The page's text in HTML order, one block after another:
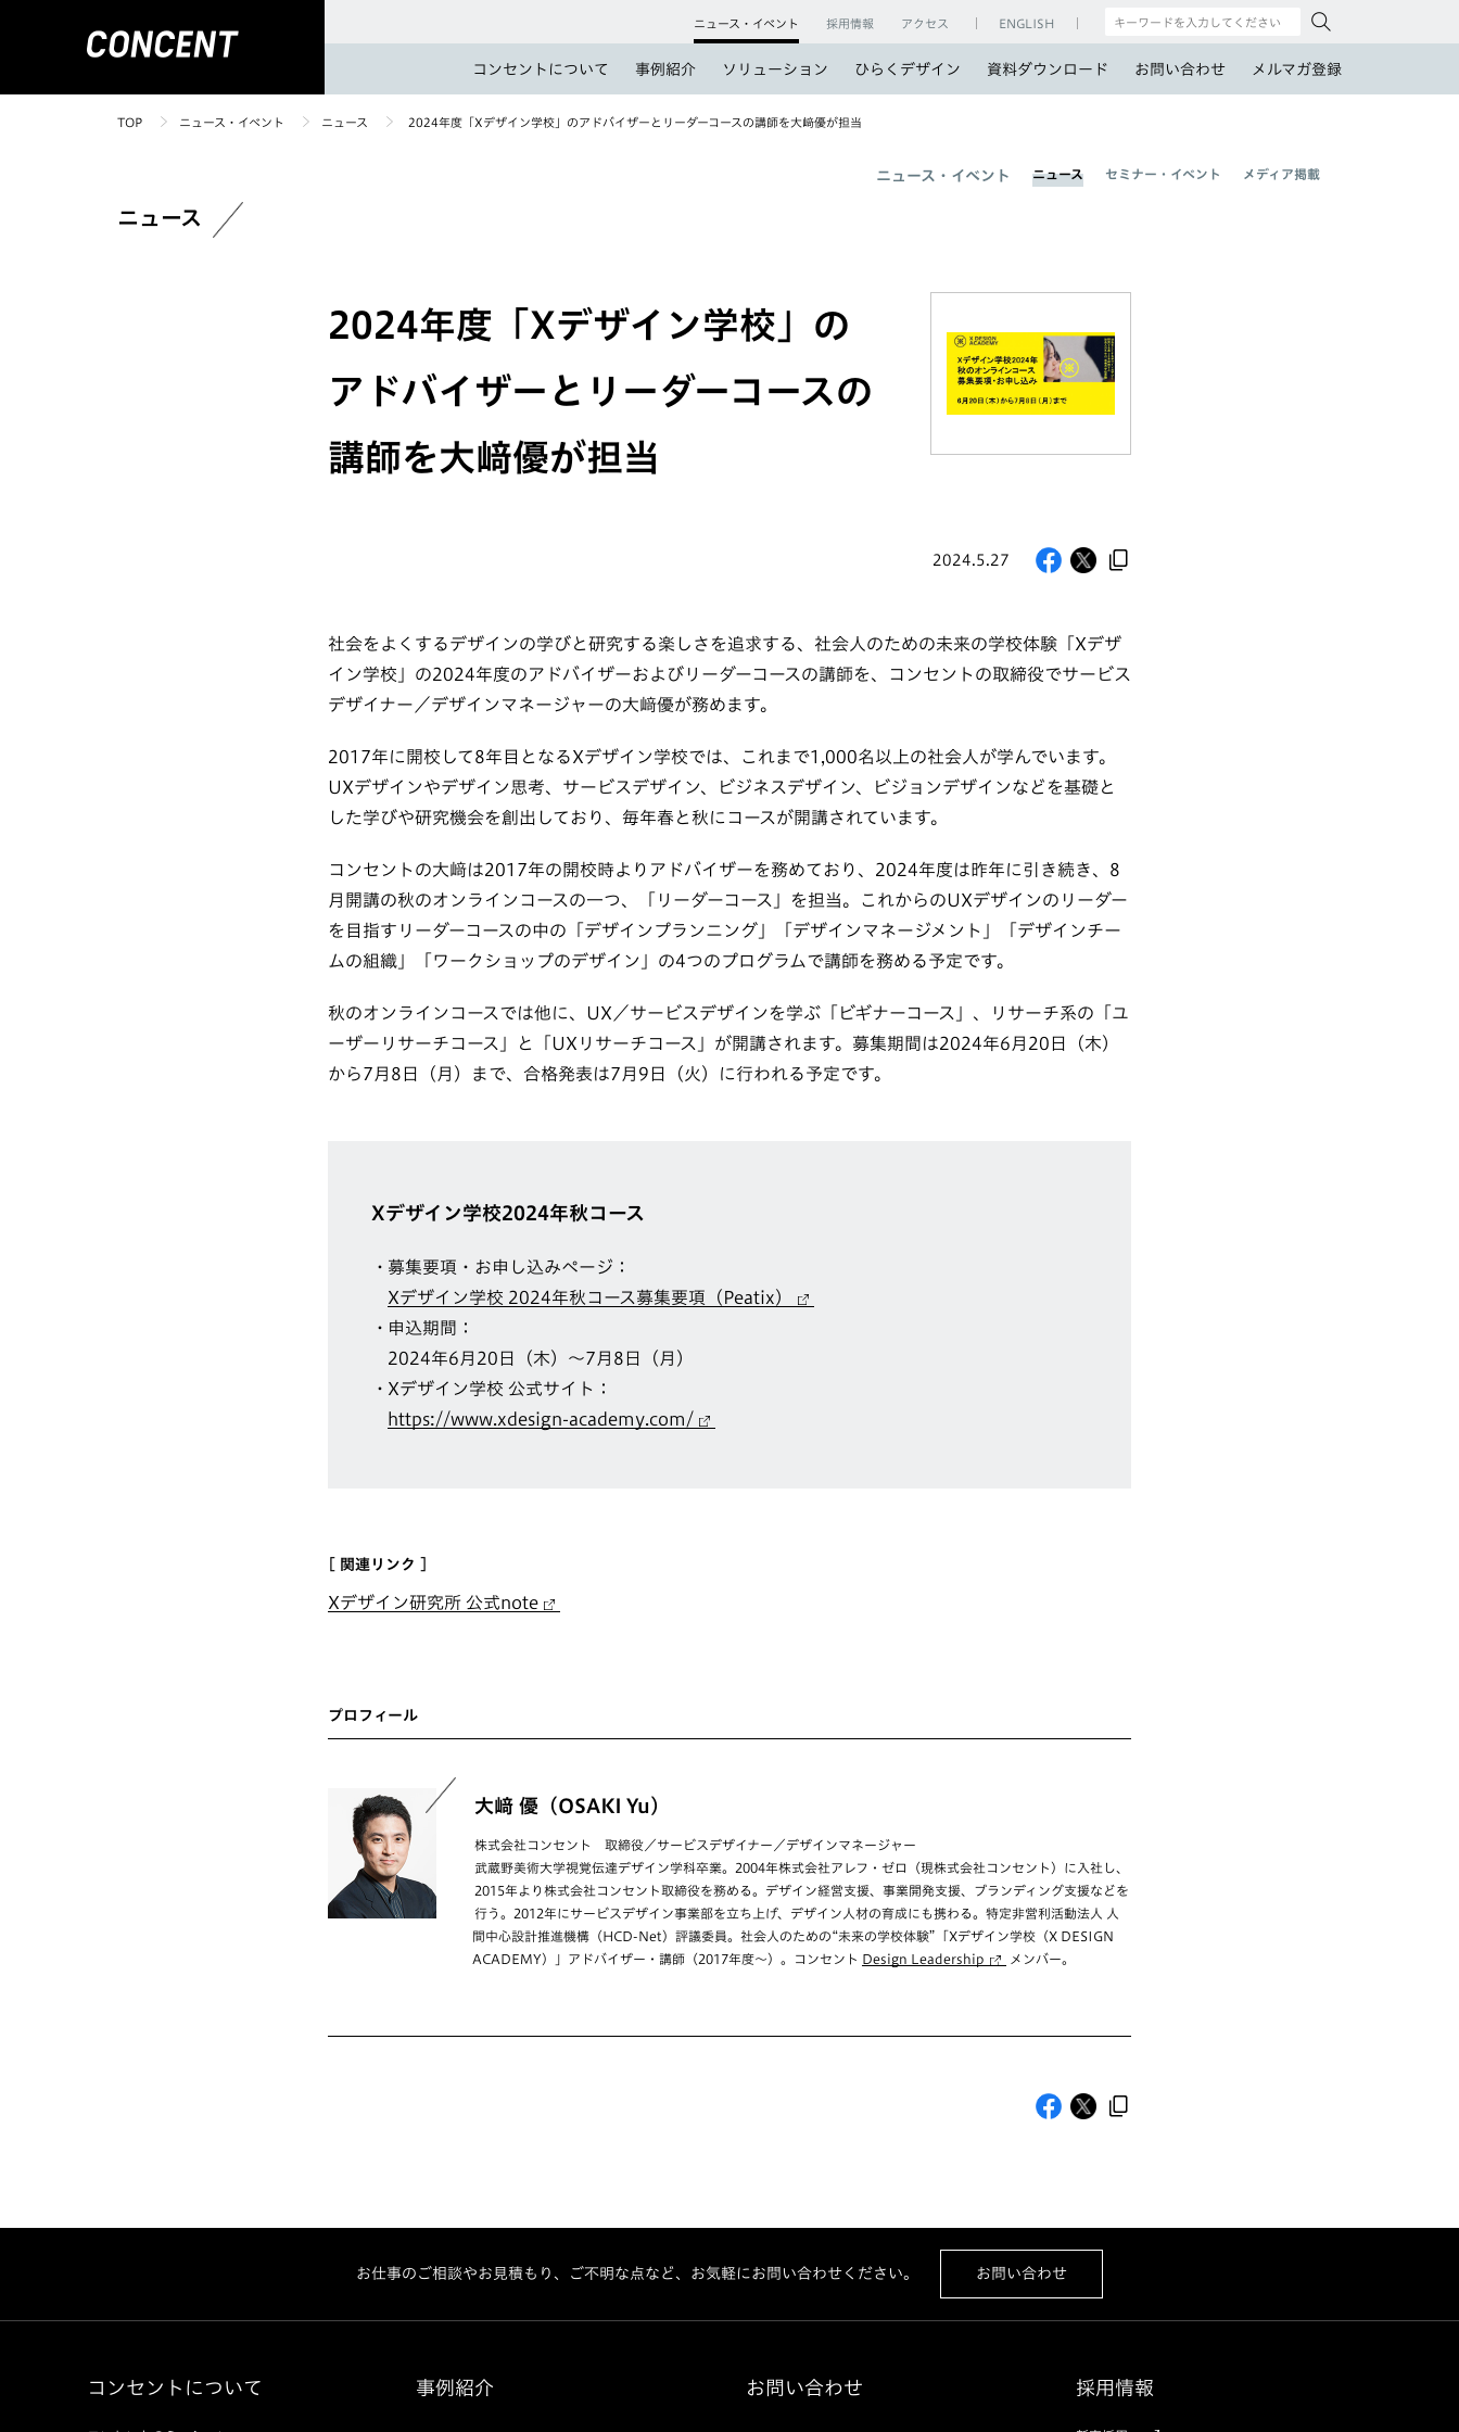
コンセントについて 事例紹介 ソリューション ひらくデザイン 資料ダウンロード お問い合わせ メルマガ登録
ニュース・イベント 採用情報 アクセス ENGLISH
TOP ニュース・イベント ニュース 2024年度「Xデザイン学校」のアドバイザーとリーダーコースの講師を大﨑優が担当
ニュース・イベント ニュース セミナー・イベント メディア掲載
ニュース
2024年度「Xデザイン学校」の
アドバイザーとリーダーコースの
講師を大﨑優が担当
2024.5.27
社会をよくするデザインの学びと研究する楽しさを追求する、社会人のための未来の学校体験「Xデザ
イン学校」の2024年度のアドバイザーおよびリーダーコースの講師を、コンセントの取締役でサービス
デザイナー／デザインマネージャーの大﨑優が務めます。
2017年に開校して8年目となるXデザイン学校では、これまで1,000名以上の社会人が学んでいます。
UXデザインやデザイン思考、サービスデザイン、ビジネスデザイン、ビジョンデザインなどを基礎と
した学びや研究機会を創出しており、毎年春と秋にコースが開講されています。
コンセントの大﨑は2017年の開校時よりアドバイザーを務めており、2024年度は昨年に引き続き、8
月開講の秋のオンラインコースの一つ、「リーダーコース」を担当。これからのUXデザインのリーダー
を目指すリーダーコースの中の「デザインプランニング」「デザインマネージメント」「デザインチー
ムの組織」「ワークショップのデザイン」の4つのプログラムで講師を務める予定です。
秋のオンラインコースでは他に、UX／サービスデザインを学ぶ「ビギナーコース」、リサーチ系の「ユ
ーザーリサーチコース」と「UXリサーチコース」が開講されます。募集期間は2024年6月20日（木）
から7月8日（月）まで、合格発表は7月9日（火）に行われる予定です。
Xデザイン学校2024年秋コース
募集要項・お申し込みページ：
Xデザイン学校 2024年秋コース募集要項（Peatix）
申込期間：
2024年6月20日（木）〜7月8日（月）
Xデザイン学校 公式サイト：
https://www.xdesign-academy.com/
[ 関連リンク ]
Xデザイン研究所 公式note
プロフィール
大﨑 優（OSAKI Yu）
株式会社コンセント 取締役／サービスデザイナー／デザインマネージャー
武蔵野美術大学視覚伝達デザイン学科卒業。2004年株式会社アレフ・ゼロ（現株式会社コンセント）に入社し、
2015年より株式会社コンセント取締役を務める。デザイン経営支援、事業開発支援、ブランディング支援などを
行う。2012年にサービスデザイン事業部を立ち上げ、デザイン人材の育成にも携わる。特定非営利活動法人 人
間中心設計推進機構（HCD-Net）評議委員。社会人のための“未来の学校体験”「Xデザイン学校（X DESIGN
ACADEMY）」アドバイザー・講師（2017年度〜）。コンセント Design Leadership メンバー。
お仕事のご相談やお見積もり、ご不明な点など、お気軽にお問い合わせください。 お問い合わせ
コンセントについて 事例紹介 お問い合わせ 採用情報